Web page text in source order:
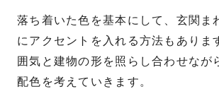
落ち着いた色を基本にして、玄関ま
にアクセントを入れる方法もありま
囲気と建物の形を照らし合わせなが
配色を考えていきます。